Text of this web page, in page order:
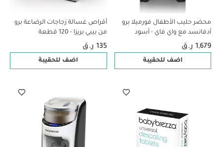
محضر حليب الأطفال فورميلا برو
أدفانسد مع واي فاي - أسود
1,679 ر.ق
اضف للحقيبة
أقراص غسالة زجاجات الرضاعة برو
من بيبي بريزا - 120 قطعة
135 ر.ق
اضف للحقيبة